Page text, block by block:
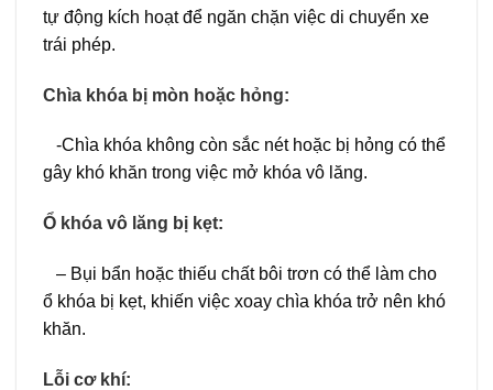
tự động kích hoạt để ngăn chặn việc di chuyển xe
trái phép.
Chìa khóa bị mòn hoặc hỏng:
-Chìa khóa không còn sắc nét hoặc bị hỏng có thể
gây khó khăn trong việc mở khóa vô lăng.
Ổ khóa vô lăng bị kẹt:
– Bụi bẩn hoặc thiếu chất bôi trơn có thể làm cho
ổ khóa bị kẹt, khiến việc xoay chìa khóa trở nên khó
khăn.
Lỗi cơ khí: